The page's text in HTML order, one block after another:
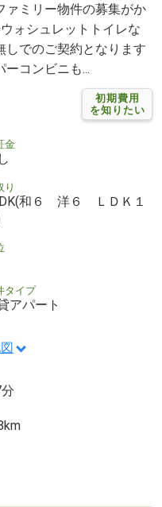
ァミリー物件の募集がか
ォシュレットトイレな
しでのご契約となります
コンビニも...
初期費用
を知りたい
金
り
和６ 洋６ ＬＤＫ１
タイプ
アパート